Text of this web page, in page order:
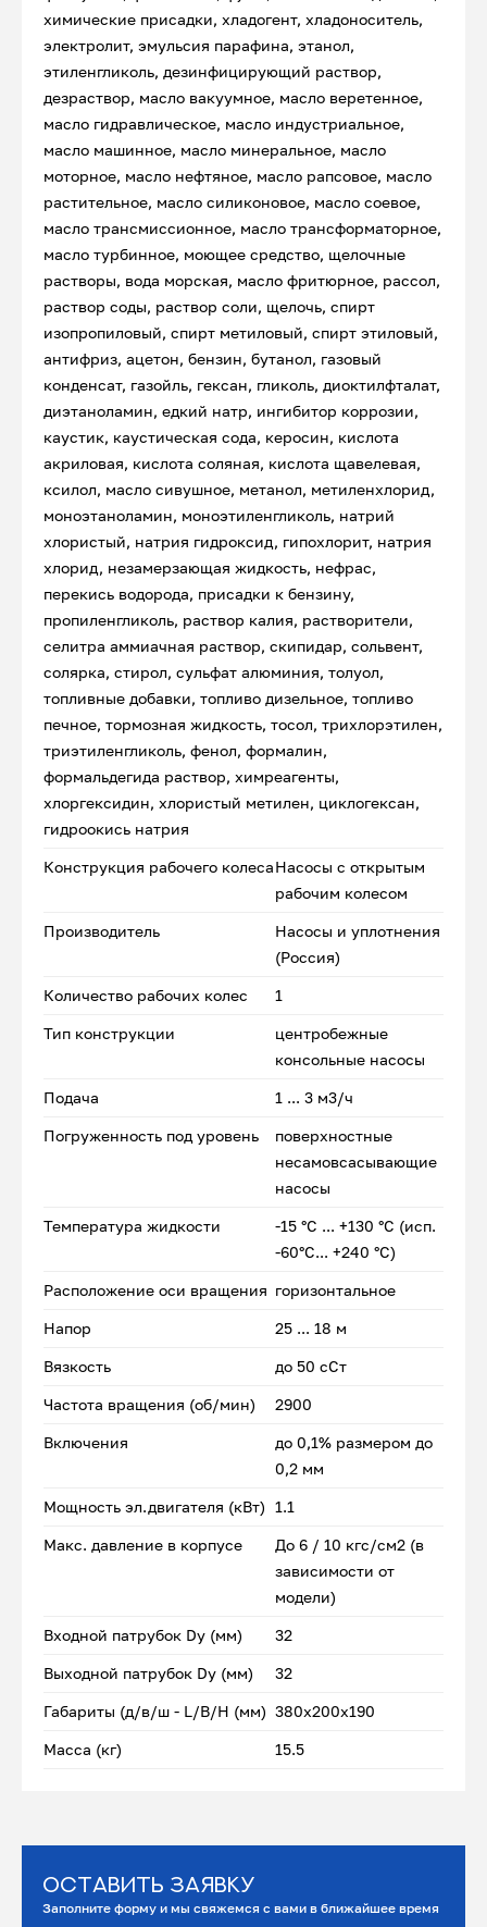
химические присадки, хладогент, хладоноситель,
электролит, эмульсия парафина, этанол,
этиленгликоль, дезинфицирующий раствор,
дезраствор, масло вакуумное, масло веретенное,
масло гидравлическое, масло индустриальное,
масло машинное, масло минеральное, масло
моторное, масло нефтяное, масло рапсовое, масло
растительное, масло силиконовое, масло соевое,
масло трансмиссионное, масло трансформаторное,
масло турбинное, моющее средство, щелочные
растворы, вода морская, масло фритюрное, рассол,
раствор соды, раствор соли, щелочь, спирт
изопропиловый, спирт метиловый, спирт этиловый,
антифриз, ацетон, бензин, бутанол, газовый
конденсат, газойль, гексан, гликоль, диоктилфталат,
диэтаноламин, едкий натр, ингибитор коррозии,
каустик, каустическая сода, керосин, кислота
акриловая, кислота соляная, кислота щавелевая,
ксилол, масло сивушное, метанол, метиленхлорид,
моноэтаноламин, моноэтиленгликоль, натрий
хлористый, натрия гидроксид, гипохлорит, натрия
хлорид, незамерзающая жидкость, нефрас,
перекись водорода, присадки к бензину,
пропиленгликоль, раствор калия, растворители,
селитра аммиачная раствор, скипидар, сольвент,
солярка, стирол, сульфат алюминия, толуол,
топливные добавки, топливо дизельное, топливо
печное, тормозная жидкость, тосол, трихлорэтилен,
триэтиленгликоль, фенол, формалин,
формальдегида раствор, химреагенты,
хлоргексидин, хлористый метилен, циклогексан,
гидроокись натрия
Конструкция рабочего колесаНасосы с открытым
рабочим колесом
Производитель
Насосы и уплотнения
(Россия)
Количество рабочих колес 1
Тип конструкции
центробежные
консольные насосы
Подача 1 ... 3 м3/ч
Погруженность под уровень
поверхностные
несамовсасывающие
насосы
Температура жидкости
-15 °С ... +130 °С (исп.
-60°С... +240 °С)
Расположение оси вращения горизонтальное
Напор 25 ... 18 м
Вязкость до 50 сСт
Частота вращения (об/мин) 2900
Включения
до 0,1% размером до
0,2 мм
Мощность эл.двигателя (кВт) 1.1
Макс. давление в корпусе
До 6 / 10 кгс/см2 (в
зависимости от
модели)
Входной патрубок Dу (мм) 32
Выходной патрубок Dу (мм) 32
Габариты (д/в/ш - L/B/H (мм) 380x200x190
Масса (кг) 15.5
Оставить заявку
Заполните форму и мы свяжемся с вами в ближайшее время